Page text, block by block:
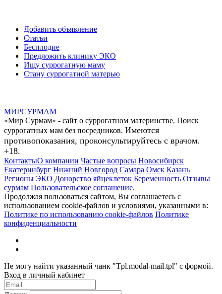
Добавить объявление
Статьи
Бесплодие
Предложить клинику ЭКО
Ищу суррогатную маму
Стану суррогатной матерью
МИРСУРМАМ
«Мир Сурмам» - сайт о суррогатном материнстве. Поиск
суррогатных мам без посредников. Имеются
противопоказания, проконсультируйтесь с врачом.
+18.
КонтактыО компании Частые вопросы Новосибирск
Екатеринбург Нижний Новгород Самара Омск Казань
Регионы ЭКО Донорство яйцеклеток Беременность Отзывы
сурмам Пользовательское соглашение.
Продолжая пользоваться сайтом, Вы соглашаетесь с
использованием cookie-файлов и условиями, указанными в:
Политике по использованию cookie-файлов Политике
конфиденциальности
Не могу найти указанный чанк "Tpl.modal-mail.tpl" с формой.
Вход в личный кабинет